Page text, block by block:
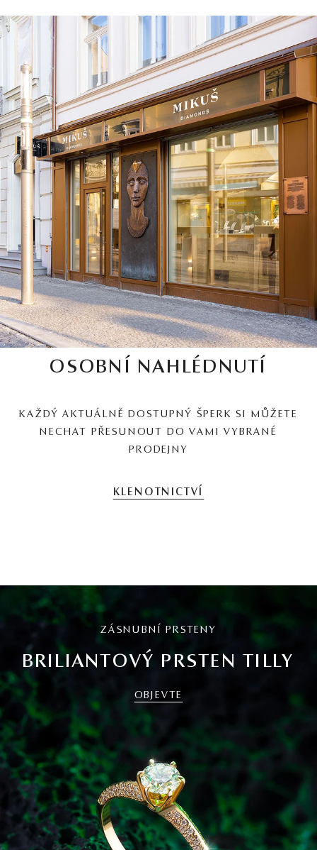
OSOBNÍ NAHLÉDNUTÍ
KAŽDÝ AKTUÁLNĚ DOSTUPNÝ ŠPERK SI MŮŽETE
NECHAT PŘESUNOUT DO VAMI VYBRANÉ
PRODEJNY
KLENOTNICTVÍ
ZÁSNUBNÍ PRSTENY
BRILIANTOVÝ PRSTEN TILLY
OBJEVTE